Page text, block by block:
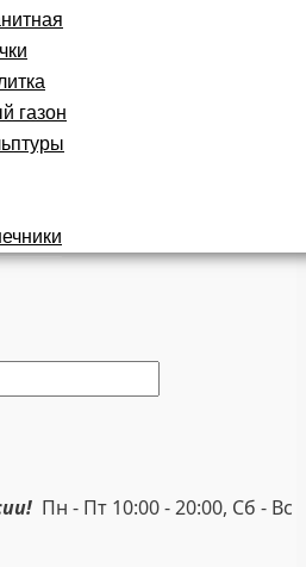
газон
Пн - Пт 10:00 - 20:00, Сб - Вс